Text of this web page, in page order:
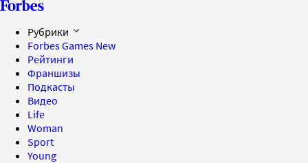
Рубрики
Forbes Games New
Рейтинги
Франшизы
Подкасты
Видео
Life
Woman
Sport
Young